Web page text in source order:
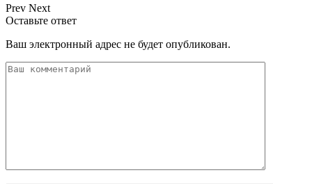
Prev Next
Оставьте ответ
Ваш электронный адрес не будет опубликован.